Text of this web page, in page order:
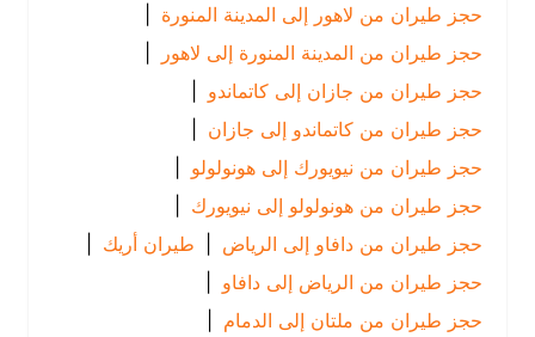
حجز طيران من لاهور إلى المدينة المنورة |
حجز طيران من المدينة المنورة إلى لاهور |
حجز طيران من جازان إلى كاتماندو |
حجز طيران من كاتماندو إلى جازان
|
حجز طيران من نيويورك إلى هونولولو |
حجز طيران من هونولولو إلى نيويورك |
حجز طيران من دافاو إلى الرياض
| طيران أريك
|
حجز طيران من الرياض إلى دافاو
|
حجز طيران من ملتان إلى الدمام
|